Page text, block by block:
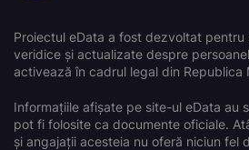
Proiectul eData a fost dezvoltat
veridice și actualizate despre
activează în cadrul legal din Republica
Informațiile afișate pe site-ul eData au
pot fi folosite ca documente oficiale.
și angajații acesteia nu oferă niciun fel